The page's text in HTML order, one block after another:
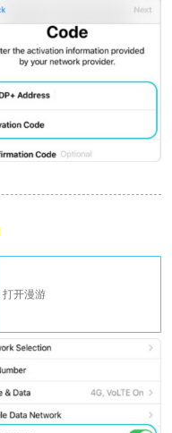
打开漫游